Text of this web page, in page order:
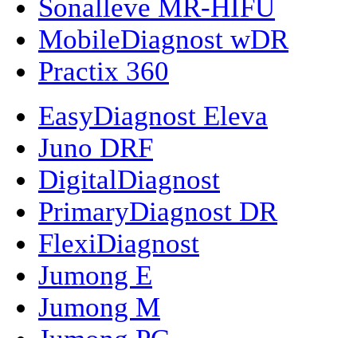
Sonalleve MR-HIFU
MobileDiagnost wDR
Practix 360
EasyDiagnost Eleva
Juno DRF
DigitalDiagnost
PrimaryDiagnost DR
FlexiDiagnost
Jumong E
Jumong M